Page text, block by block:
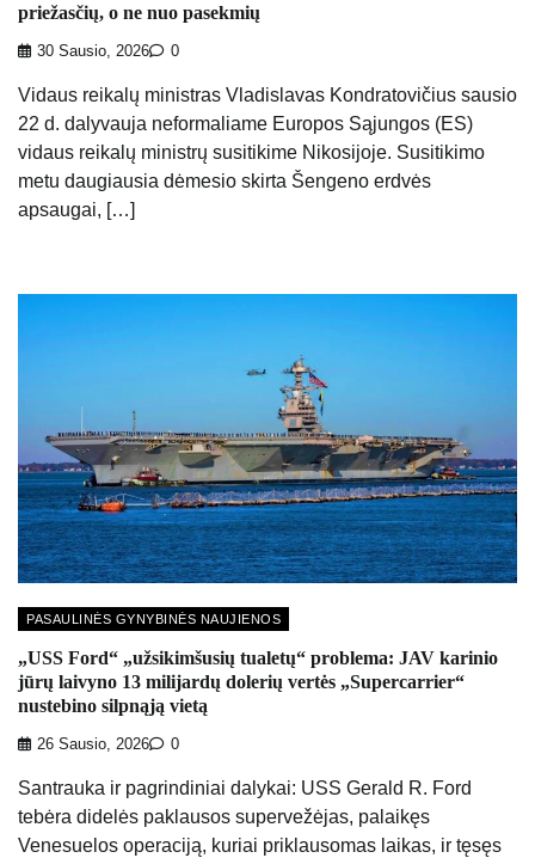
priežasčių, o ne nuo pasekmių
30 Sausio, 2026 0
Vidaus reikalų ministras Vladislavas Kondratovičius sausio
22 d. dalyvauja neformaliame Europos Sąjungos (ES)
vidaus reikalų ministrų susitikime Nikosijoje. Susitikimo
metu daugiausia dėmesio skirta Šengeno erdvės
apsaugai, […]
PASAULINĖS GYNYBINĖS NAUJIENOS
„USS Ford“ „užsikimšusių tualetų“ problema: JAV karinio
jūrų laivyno 13 milijardų dolerių vertės „Supercarrier“
nustebino silpnąją vietą
26 Sausio, 2026 0
Santrauka ir pagrindiniai dalykai: USS Gerald R. Ford
tebėra didelės paklausos supervežėjas, palaikęs
Venesuelos operaciją, kuriai priklausomas laikas, ir tęsęs